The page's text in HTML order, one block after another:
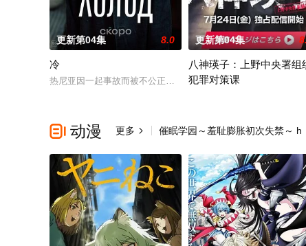
更新第04集 8.0
冷
热尼亚因一起事故而被不公正地监禁，她的丈夫和6岁的女儿在
更新第04集
八神瑛子：上野中央署组
犯罪对策课
 动漫 更多  催眠学园～羞耻膨胀初次失禁～ h